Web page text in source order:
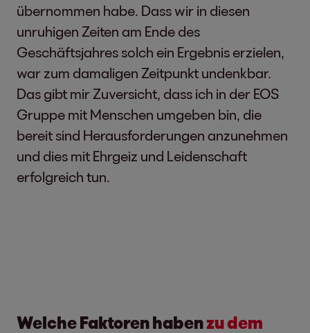
übernommen habe. Dass wir in diesen
unruhigen Zeiten am Ende des
Geschäftsjahres solch ein Ergebnis erzielen,
war zum damaligen Zeitpunkt undenkbar.
Das gibt mir Zuversicht, dass ich in der EOS
Gruppe mit Menschen umgeben bin, die
bereit sind Herausforderungen anzunehmen
und dies mit Ehrgeiz und Leidenschaft
erfolgreich tun.
Welche Faktoren habenzu dem